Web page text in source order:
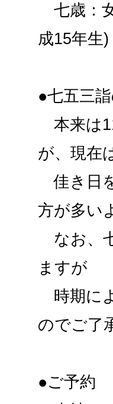
七歳：
成15年生)
●七五三
本来は
が、現在
佳き日
方が多い
なお、
ますが
時期に
のでご了
●ご予約